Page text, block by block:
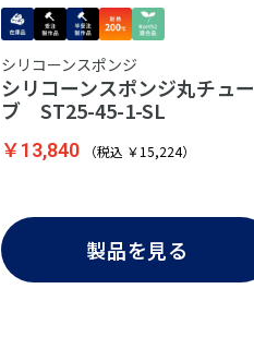
シリコーンスポンジ
シリコーンスポンジ丸チュー
ブ ST25-45-1-SL
￥13,840 （税込 ￥15,224）
製品を見る